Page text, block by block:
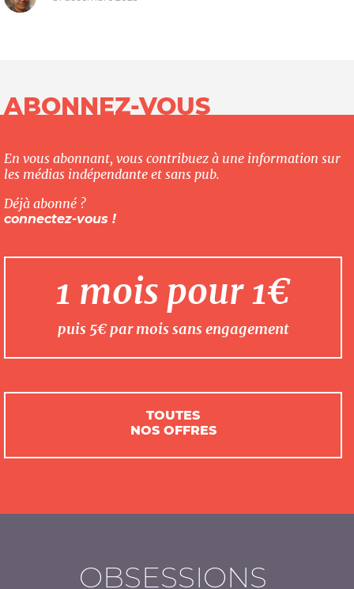
ABONNEZ-VOUS
En vous abonnant, vous contribuez à une information sur
les médias indépendante et sans pub.
Déjà abonné ?
connectez-vous !
1 mois pour 1€
puis 5€ par mois sans engagement
TOUTES
NOS OFFRES
OBSESSIONS